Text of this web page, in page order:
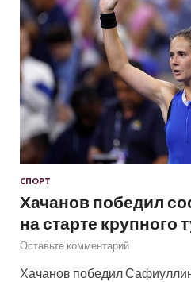
СПОРТ
Хачанов победил
на старте крупного
Оставьте комментарий
Хачанов победил